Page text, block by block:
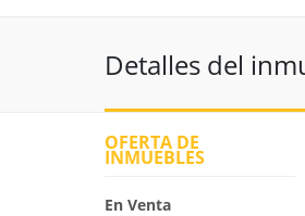
Detalles del
OFERTA DE
INMUEBLES
En Venta